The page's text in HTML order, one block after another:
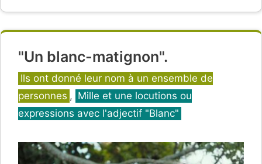
"Un blanc-matignon".
Catégories
Ils ont donné leur nom à un ensemble de
personnes , Mille et une locutions ou
expressions avec l'adjectif "Blanc"